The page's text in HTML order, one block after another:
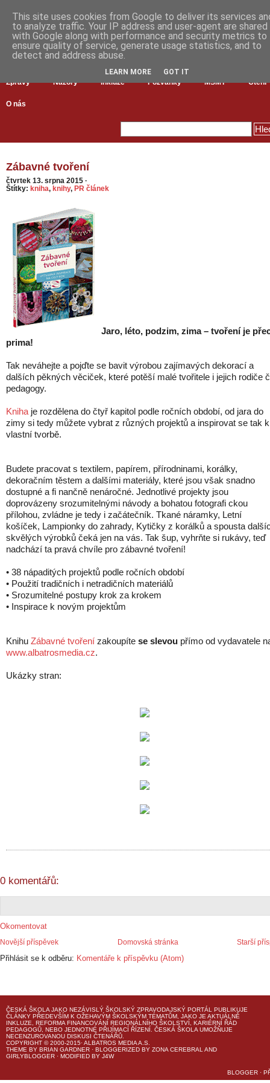
Zprávy Názory Inkluze Pozvánky MŠMT Čtení
O nás
Zábavné tvoření
čtvrtek 13. srpna 2015 ·
Štítky: kniha, knihy, PR článek
Jaro, léto, podzim, zima – tvoření je
prima!
Tak neváhejte a pojďte se bavit výrobou zajímavých dekorací a
dalších pěkných věciček, které potěší malé tvořitele i jejich rodiče
pedagogy.
Kniha je rozdělena do čtyř kapitol podle ročních období, od jara do
zimy si tedy můžete vybrat z různých projektů a inspirovat se tak k
vlastní tvorbě.
Budete pracovat s textilem, papírem, přírodninami, korálky,
dekoračním těstem a dalšími materiály, které jsou však snadno
dostupné a fi nančně nenáročné. Jednotlivé projekty jsou
doprovázeny srozumitelnými návody a bohatou fotografi ckou
přílohou, zvládne je tedy i začátečník. Tkané náramky, Letní
košíček, Lampionky do zahrady, Kytičky z korálků a spousta
skvělých výrobků čeká jen na vás. Tak šup, vyhrňte si rukávy, teď
nadchází ta pravá chvíle pro zábavné tvoření!
• 38 nápaditých projektů podle ročních období
• Použití tradičních i netradičních materiálů
• Srozumitelné postupy krok za krokem
• Inspirace k novým projektům
Knihu Zábavné tvoření zakoupíte se slevou přímo od vydavatele
www.albatrosmedia.cz.
Ukázky stran:
0 komentářů:
Okomentovat
Novější příspěvek Starší
Domovská stránka
Přihlásit se k odběru: Komentáře k příspěvku (Atom)
ČESKÁ ŠKOLA JAKO NEZÁVISLÝ ŠKOLSKÝ ZPRAVODAJSKÝ PORTÁL PUBLIKUJE
ČLÁNKY PŘEDEVŠÍM K OŽEHAVÝM ŠKOLSKÝM TÉMATŮM, JAKO JE AKTUÁLNĚ
INKLUZE, REFORMA FINANCOVÁNÍ REGIONÁLNÍHO ŠKOLSTVÍ, KARIÉRNÍ ŘÁD
PEDAGOGŮ, NEBO JEDNOTNÉ PŘIJÍMACÍ ŘÍZENÍ. ČESKÁ ŠKOLA UMOŽŇUJE
NECENZUROVANOU DISKUSI ČTENÁŘŮ.
COPYRIGHT © 2000-2015· ALBATROS MEDIA A.S.
THEME BY BRIAN GARDNER · BLOGGERIZED BY ZONA CEREBRAL AND
GIRLYBLOGGER · MODIFIED BY J4W
BLOGGER ·
This site uses cookies from Google to deliver its services
to analyze traffic. Your IP address and user-agent are shared
with Google along with performance and security metrics to
ensure quality of service, generate usage statistics, and to
detect and address abuse.
LEARN MORE GOT IT